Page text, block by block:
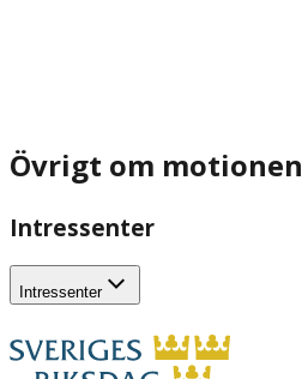
Övrigt om motionen
Intressenter
Intressenter